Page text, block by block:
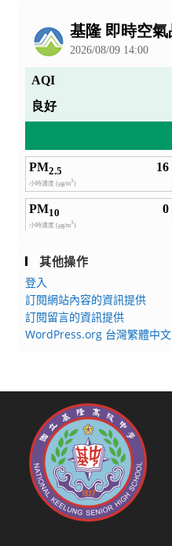
其他操作
登入
訂閱網站內容的資訊提供
訂閱留言的資訊提供
WordPress.org 台灣繁體中文